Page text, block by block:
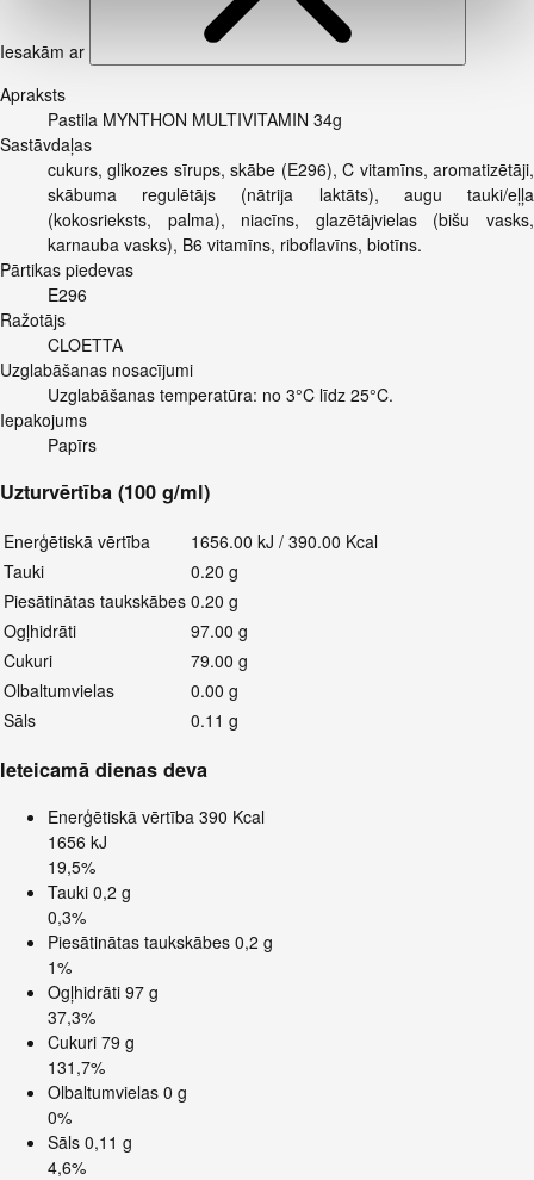
Iesakām ar
Apraksts
Pastila MYNTHON MULTIVITAMIN 34g
Sastāvdaļas
cukurs, glikozes sīrups, skābe (E296), C vitamīns, aromatizētāji,
skābuma regulētājs (nātrija laktāts), augu tauki/eļļa
(kokosrieksts, palma), niacīns, glazētājvielas (bišu vasks,
karnauba vasks), B6 vitamīns, riboflavīns, biotīns.
Pārtikas piedevas
E296
Ražotājs
CLOETTA
Uzglabāšanas nosacījumi
Uzglabāšanas temperatūra: no 3°C līdz 25°C.
Iepakojums
Papīrs
Uzturvērtība (100 g/ml)
Enerģētiskā vērtība
1656.00 kJ / 390.00 Kcal
Tauki
0.20 g
Piesātinātas taukskābes 0.20 g
Ogļhidrāti
97.00 g
Cukuri
79.00 g
Olbaltumvielas
0.00 g
Sāls
0.11 g
Ieteicamā dienas deva
Enerģētiskā vērtība 390 Kcal
1656 kJ
19,5%
Tauki 0,2 g
0,3%
Piesātinātas taukskābes 0,2 g
1%
Ogļhidrāti 97 g
37,3%
Cukuri 79 g
131,7%
Olbaltumvielas 0 g
0%
Sāls 0,11 g
4,6%